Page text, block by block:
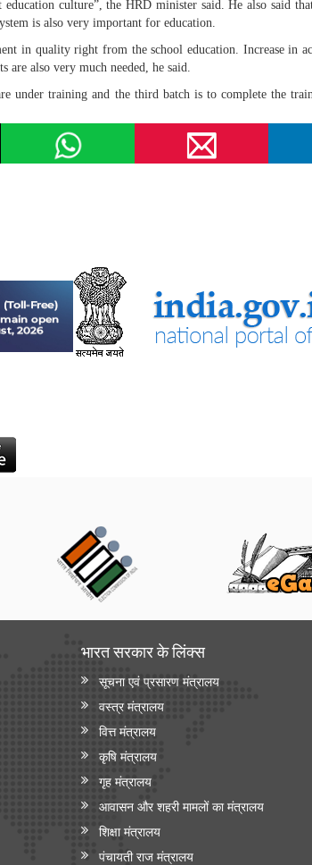
भारत सरकार के लिंक्‍स
सूचना एवं प्रसारण मंत्रालय
वस्त्र मंत्रालय
वित्त मंत्रालय
कृषि मंत्रालय
गृह मंत्रालय
आवासन और शहरी मामलों का मंत्रालय
शिक्षा मंत्रालय
पंचायती राज मंत्रालय